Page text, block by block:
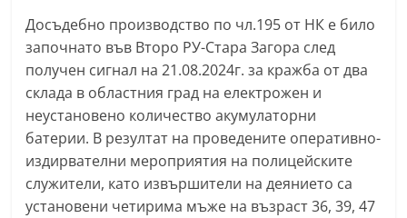
c
o
m
Досъдебно производство по чл.195 от НК е било
започнато във Второ РУ-Стара Загора след
получен сигнал на 21.08.2024г. за кражба от два
склада в областния град на електрожен и
неустановено количество акумулаторни
батерии. В резултат на проведените оперативно-
издирвателни мероприятия на полицейските
служители, като извършители на деянието са
установени четирима мъже на възраст 36, 39, 47